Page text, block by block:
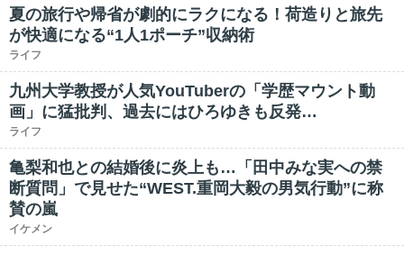
夏の旅行や帰省が劇的にラクになる！荷造りと旅先
が快適になる“1人1ポーチ”収納術
ライフ
九州大学教授が人気YouTuberの「学歴マウント動
画」に猛批判、過去にはひろゆきも反発…
ライフ
亀梨和也との結婚後に炎上も…「田中みな実への禁
断質問」で見せた“WEST.重岡大毅の男気行動”に称
賛の嵐
イケメン